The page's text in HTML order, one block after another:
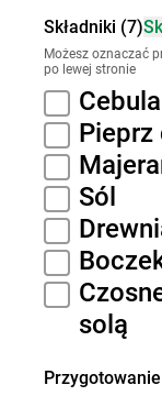
Składniki (7)
Możesz oznaczać
po lewej stronie
Pieprz
Sól
solą
Przygotowanie